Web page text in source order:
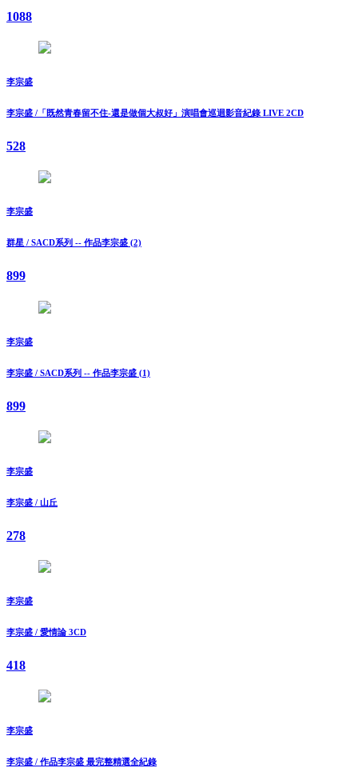
1088
李宗盛
李宗盛 /「既然青春留不住-還是做個大叔好」演唱會巡迴影音紀錄 LIVE 2CD
528
李宗盛
群星 / SACD系列 -- 作品李宗盛 (2)
899
李宗盛
李宗盛 / SACD系列 -- 作品李宗盛 (1)
899
李宗盛
李宗盛 / 山丘
278
李宗盛
李宗盛 / 愛情論 3CD
418
李宗盛
李宗盛 / 作品李宗盛 最完整精選全紀錄